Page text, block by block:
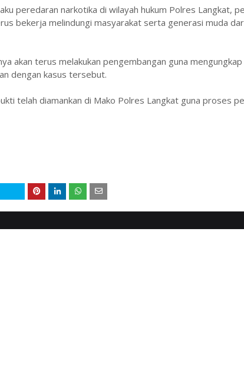
peredaran narkotika di wilayah hukum Polres Langkat,
bekerja melindungi masyarakat serta generasi muda
akan terus melakukan pengembangan guna
dengan kasus tersebut.
telah diamankan di Mako Polres Langkat guna proses